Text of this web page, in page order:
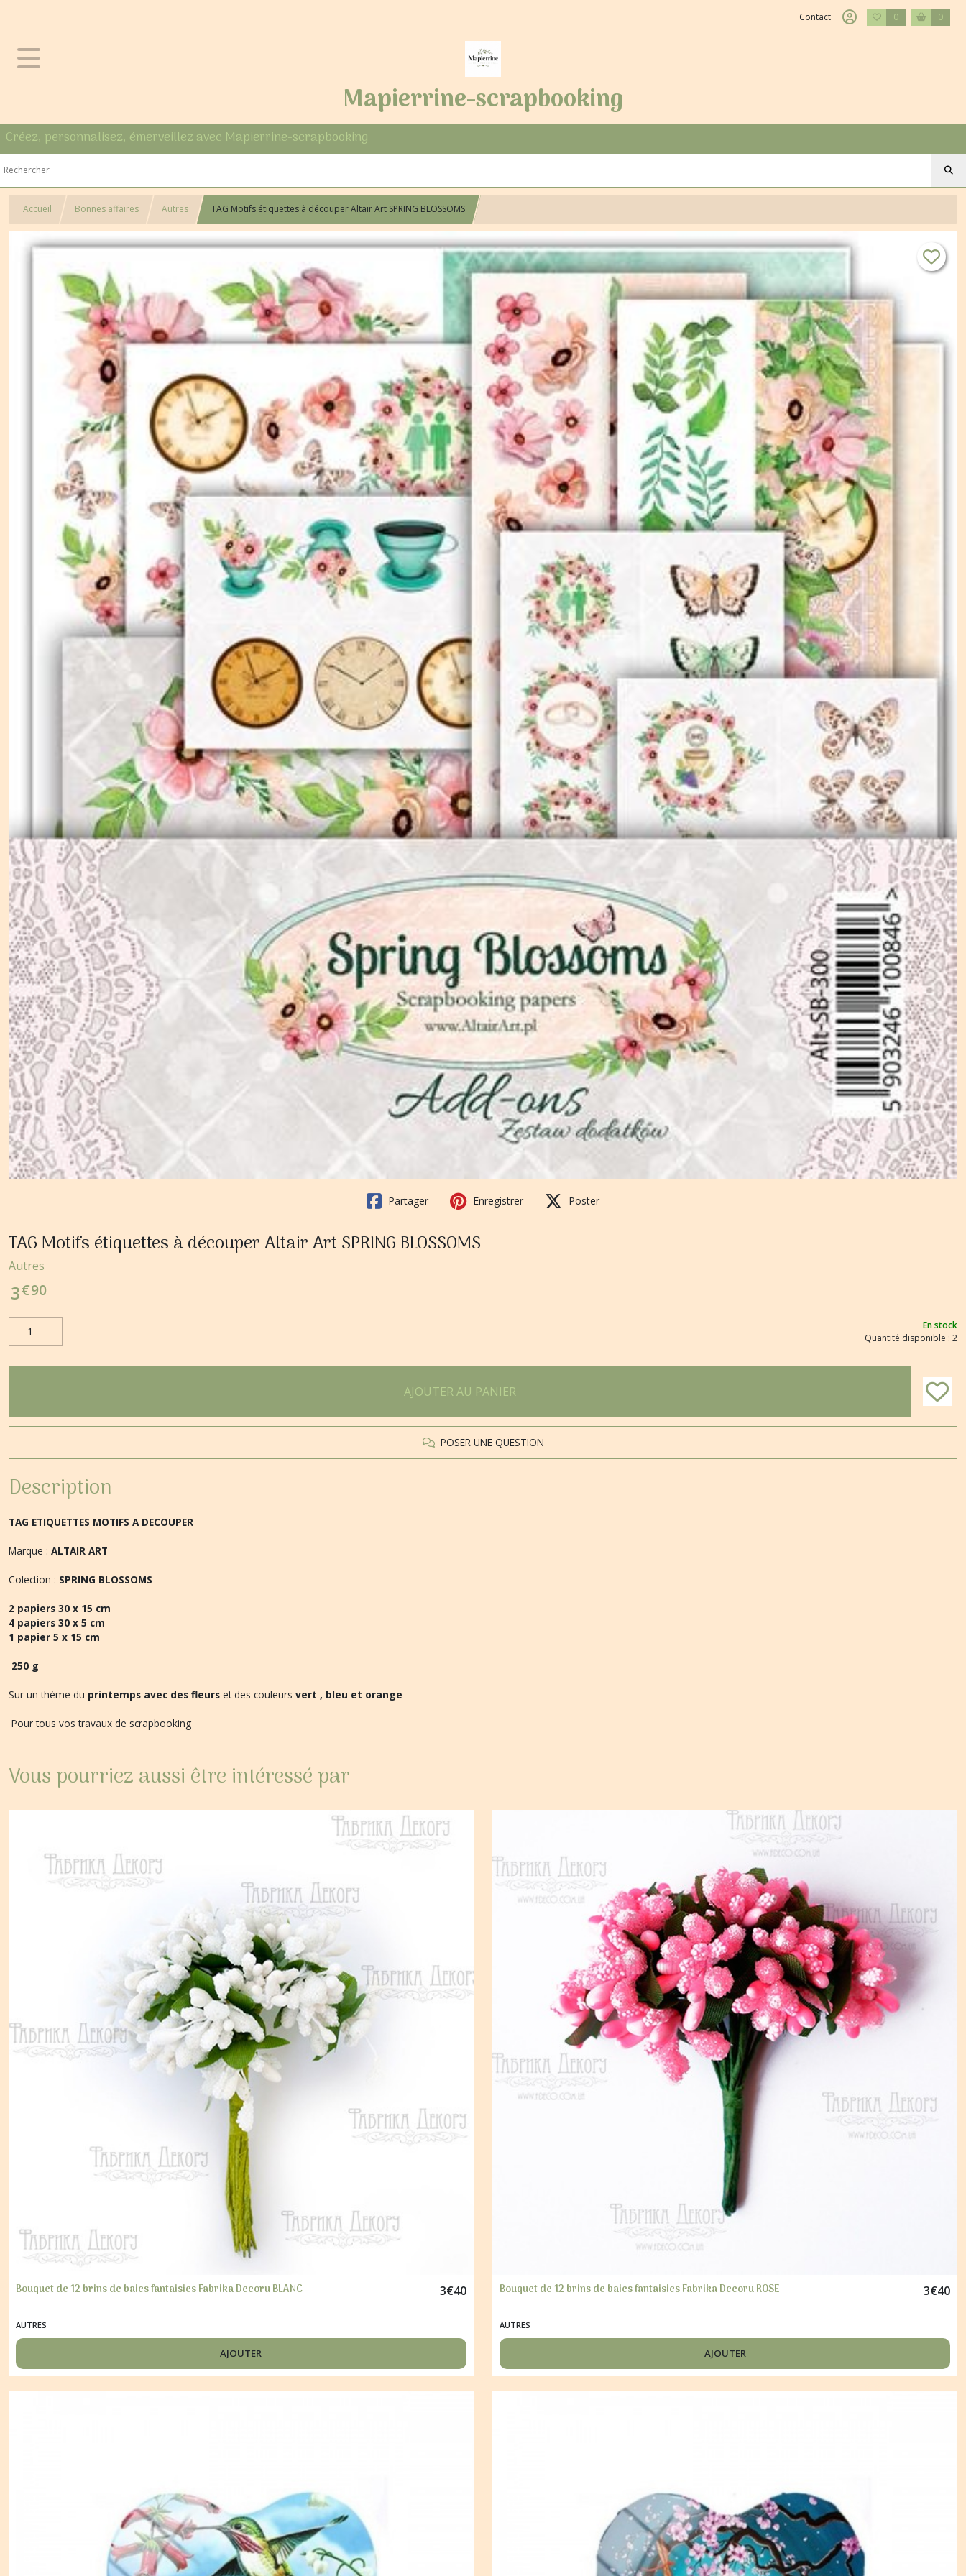
Contact 0 0
Mapierrine-scrapbooking
Créez, personnalisez, émerveillez avec Mapierrine-scrapbooking
Accueil Bonnes affaires Autres TAG Motifs étiquettes à découper Altair Art SPRING BLOSSOMS
Partager Enregistrer Poster
TAG Motifs étiquettes à découper Altair Art SPRING BLOSSOMS
Autres
3€90
En stock
Quantité disponible : 2
AJOUTER AU PANIER
POSER UNE QUESTION
Description
TAG ETIQUETTES MOTIFS A DECOUPER
Marque : ALTAIR ART
Colection : SPRING BLOSSOMS
2 papiers 30 x 15 cm
4 papiers 30 x 5 cm
1 papier 5 x 15 cm
250 g
Sur un thème du printemps avec des fleurs et des couleurs vert , bleu et orange
Pour tous vos travaux de scrapbooking
Vous pourriez aussi être intéressé par
Bouquet de 12 brins de baies fantaisies Fabrika Decoru BLANC 3€40
AUTRES
AJOUTER
Bouquet de 12 brins de baies fantaisies Fabrika Decoru ROSE 3€40
AUTRES
AJOUTER